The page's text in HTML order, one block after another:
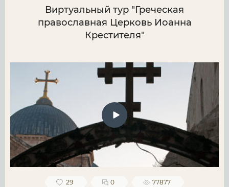
Виртуальный тур "Греческая
православная Церковь Иоанна
Крестителя"
29 0 77877